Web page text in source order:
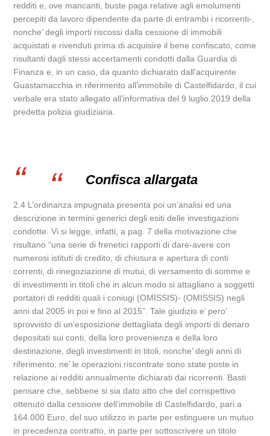
redditi e, ove mancanti, buste paga relative agli emolumenti
percepiti da lavoro dipendente da parte di entrambi i ricorrenti-,
nonche’ degli importi riscossi dalla cessione di immobili
acquistati e rivenduti prima di acquisire il bene confiscato, come
risultanti dagli stessi accertamenti condotti dalla Guardia di
Finanza e, in un caso, da quanto dichiarato dall’acquirente
Guastamacchia in riferimento all’immobile di Castelfidardo, il cui
verbale era stato allegato all’informativa del 9 luglio 2019 della
predetta polizia giudiziaria.
Confisca allargata
2.4 L’ordinanza impugnata presenta poi un’analisi ed una
descrizione in termini generici degli esiti delle investigazioni
condotte. Vi si legge, infatti, a pag. 7 della motivazione che
risultano “una serie di frenetici rapporti di dare-avere con
numerosi istituti di credito, di chiusura e apertura di conti
correnti, di rinegoziazione di mutui, di versamento di somme e
di investimenti in titoli che in alcun modo si attagliano a soggetti
portatori di redditi quali i coniugi (OMISSIS)- (OMISSIS) negli
anni dal 2005 in poi e fino al 2015”. Tale giudizio e’ pero’
sprovvisto di un’esposizione dettagliata degli importi di denaro
depositati sui conti, della loro provenienza e della loro
destinazione, degli investimenti in titoli, nonche’ degli anni di
riferimento; ne’ le operazioni riscontrate sono state poste in
relazione ai redditi annualmente dichiarati dai ricorrenti. Basti
pensare che, sebbene si sia dato atto che del corrispettivo
ottenuto dalla cessione dell’immobile di Castelfidardo, pari a
164.000 Euro, del suo utilizzo in parte per estinguere un mutuo
in precedenza contratto, in parte per sottoscrivere un titolo